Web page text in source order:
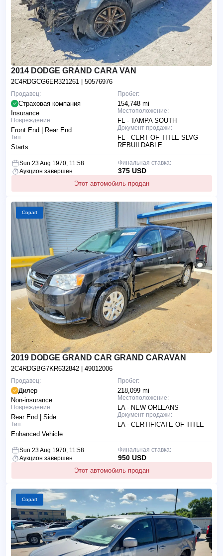
2014 DODGE GRAND CARA VAN
2C4RDGCG6ER321261 | 50576976
Пробег:
154,748 mi
Местоположение:
FL - TAMPA SOUTH
Документ продажи:
FL - CERT OF TITLE SLVG
REBUILDABLE
Продавец:
Страховая компания
Insurance
Повреждение:
Front End | Rear End
Тип:
Starts
Sun 23 Aug 1970, 11:58
Аукцион завершен
Этот автомобиль продан
Финальная ставка:
375 USD
Copart
2019 DODGE GRAND CAR GRAND CARAVAN
2C4RDGBG7KR632842 | 49012006
Пробег:
218,099 mi
Местоположение:
LA - NEW ORLEANS
Документ продажи:
LA - CERTIFICATE OF TITLE
Продавец:
Дилер
Non-insurance
Повреждение:
Rear End | Side
Тип:
Enhanced Vehicle
Sun 23 Aug 1970, 11:58
Аукцион завершен
Этот автомобиль продан
Финальная ставка:
950 USD
Copart